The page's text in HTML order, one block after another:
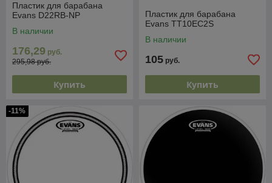
Пластик для барабана
Evans D22RB-NP
В наличии
176,29 руб.
295,98 руб.
Купить
Пластик для барабана
Evans TT10EC2S
В наличии
105 руб.
Купить
-11%